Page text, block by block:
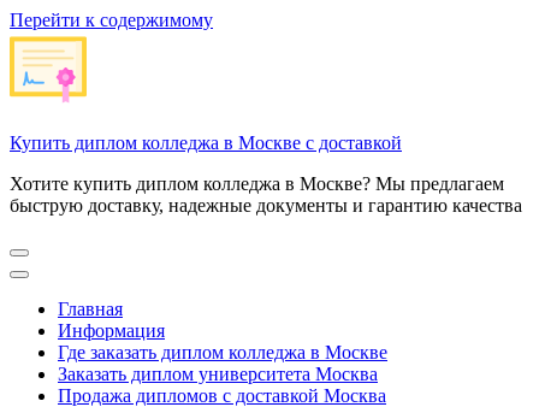
Перейти к содержимому
Купить диплом колледжа в Москве с доставкой
Хотите купить диплом колледжа в Москве? Мы предлагаем
быструю доставку, надежные документы и гарантию качества
Главная
Информация
Где заказать диплом колледжа в Москве
Заказать диплом университета Москва
Продажа дипломов с доставкой Москва